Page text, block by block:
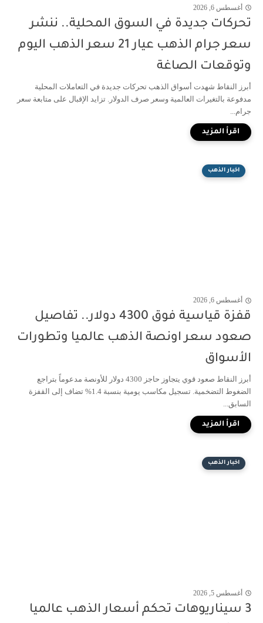
أغسطس 6, 2026
تحركات جديدة في السوق المحلية.. ننشر
سعر جرام الذهب عيار 21 سعر الذهب اليوم
وتوقعات الصاغة
أبرز النقاط شهدت أسواق الذهب تحركات جديدة في التعاملات المحلية
مدفوعة بالتغيرات العالمية وسعر صرف الدولار. تزايد الإقبال على متابعة سعر
جرام...
اخبار الذهب
أغسطس 6, 2026
قفزة قياسية فوق 4300 دولار.. تفاصيل
صعود سعر اونصة الذهب عالميا وتطورات
الأسواق
أبرز النقاط صعود قوي يتجاوز حاجز 4300 دولار للأونصة مدعوماً بتراجع
الضغوط التضخمية. تسجيل مكاسب يومية بنسبة 1.4% تضاف إلى القفزة
السابق...
اخبار الذهب
أغسطس 5, 2026
3 سيناريوهات تحكم أسعار الذهب عالميا